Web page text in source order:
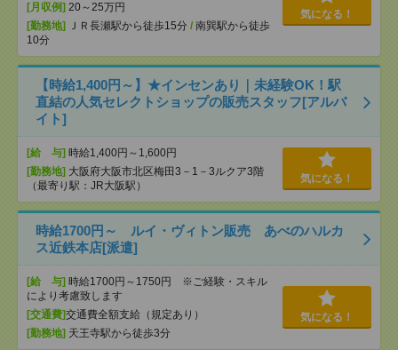
[月収例] 20～25万円
[勤務地]
ＪＲ長瀬駅から徒歩15分 / 南巽駅から徒歩
10分
気になる！
【時給1,400円～】★インセンあり｜未経験OK！駅
直結の人気セレクトショップの販売スタッフ[アルバ
イト]
[給 与] 時給1,400円～1,600円
[勤務地] 大阪府大阪市北区梅田3－1－3ルクア3階
（最寄り駅：JR大阪駅）
気になる！
時給1700円～ ルイ・ヴィトン販売 あべのハルカ
ス近鉄本店[派遣]
[給 与] 時給1700円～1750円 ※ご経験・スキル
により考慮致します
[交通費]交通費全額支給（規定あり）
[勤務地] 天王寺駅から徒歩3分
気になる！